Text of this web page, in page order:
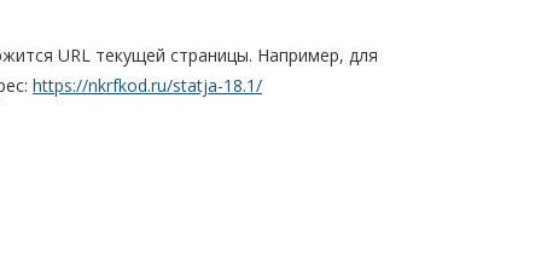
URL текущей страницы. Например, для
https://nkrfkod.ru/statja-18.1/